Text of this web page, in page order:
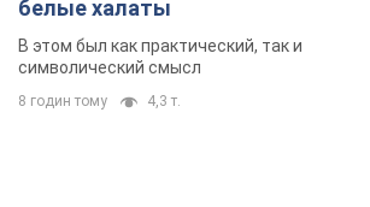
Сначала врачи не обратили на это
9 годин тому 12,4 т.
Ее убила Россия: умерла 13-